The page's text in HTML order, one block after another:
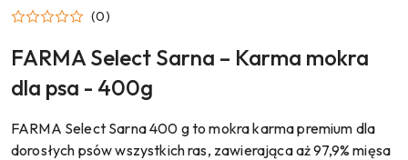
(0)
FARMA Select Sarna – Karma mokra
dla psa - 400g
FARMA Select Sarna 400 g to mokra karma premium dla
dorosłych psów wszystkich ras, zawierająca aż 97,9% mięsa